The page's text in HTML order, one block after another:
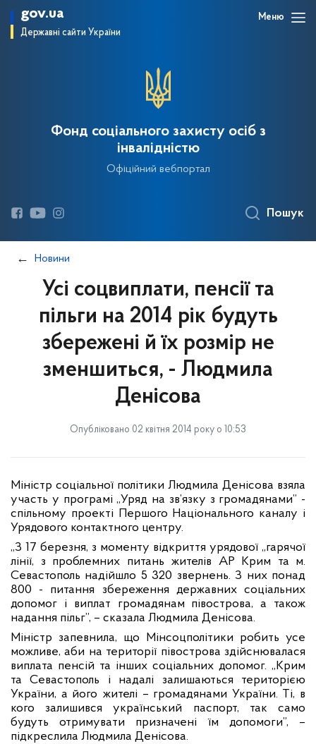
gov.ua
Державні сайти України
Меню
Фонд соціального захисту осіб з
інвалідністю
Офіційний вебпортал
Пошук
Новини
Усі соцвиплати, пенсії та
пільги на 2014 рік будуть
збережені й їх розмір не
зменшиться, - Людмила
Денісова
Опубліковано 02 квітня 2014 року о 10:53
Міністр соціальної політики Людмила Денісова взяла
участь у програмі „Уряд на зв’язку з громадянами” -
спільному проекті Першого Національного каналу і
Урядового контактного центру.
„З 17 березня, з моменту відкриття урядової „гарячої
лінії, з проблемних питань жителів АР Крим та м.
Севастополь надійшло 5 320 звернень. З них понад
800 - питання збереження державних соціальних
допомог і виплат громадянам півострова, а також
надання пільг”, – сказала Людмила Денісова.
Міністр запевнила, що Мінсоцполітики робить усе
можливе, аби на території півострова здійснювалася
виплата пенсій та інших соціальних допомог. „Крим
та Севастополь і надалі залишаються територією
України, а його жителі – громадянами України. Ті, в
кого залишився український паспорт, так само
будуть отримувати призначені їм допомоги”, –
підкреслила Людмила Денісова.